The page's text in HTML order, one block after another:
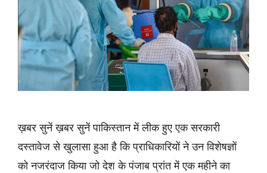
ख़बर सुनें ख़बर सुनें पाकिस्तान में लीक हुए एक सरकारी
दस्तावेज से खुलासा हुआ है कि प्राधिकारियों ने उन विशेषज्ञों
को नजरंदाज किया जो देश के पंजाब प्रांत में एक महीने का